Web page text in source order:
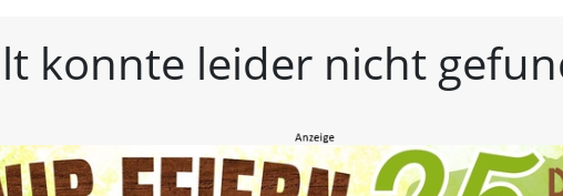
konnte leider nicht